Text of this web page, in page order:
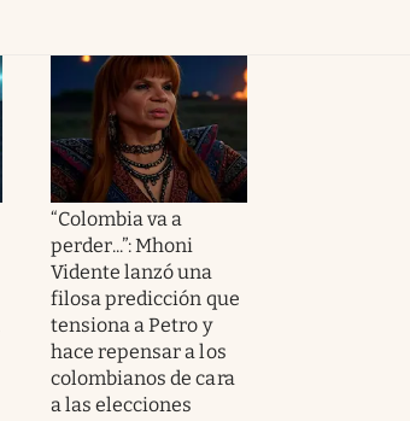
“Colombia va a
perder...”: Mhoni
Vidente lanzó una
filosa predicción que
tensiona a Petro y
hace repensar a los
colombianos de cara
a las elecciones